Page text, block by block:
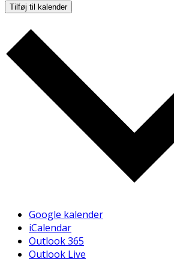
Tilføj til kalender
Google kalender
iCalendar
Outlook 365
Outlook Live